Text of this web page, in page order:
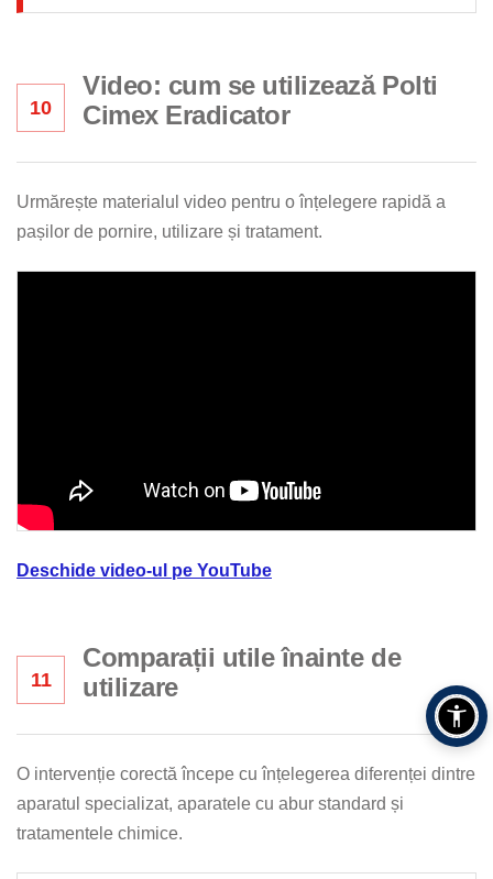
10
Video: cum se utilizează Polti
Cimex Eradicator
Urmărește materialul video pentru o înțelegere rapidă a
pașilor de pornire, utilizare și tratament.
Deschide video-ul pe YouTube
11
Comparații utile înainte de
utilizare
O intervenție corectă începe cu înțelegerea diferenței dintre
aparatul specializat, aparatele cu abur standard și
tratamentele chimice.